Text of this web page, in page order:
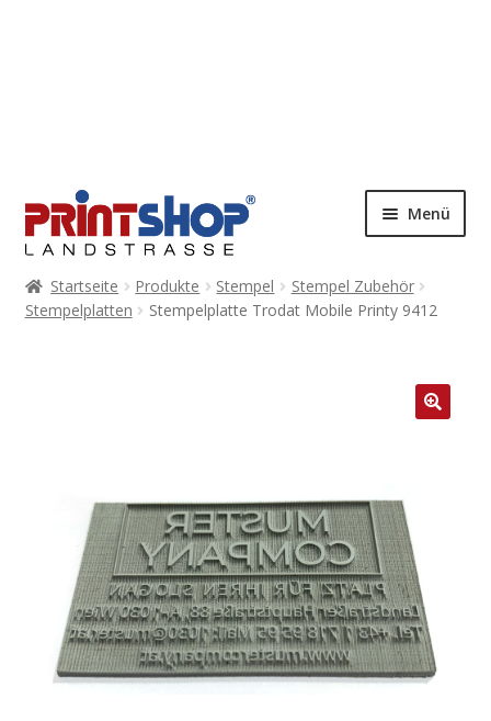
Menü
Startseite Produkte Stempel
Stempel Zubehör
Stempelplatten
Stempelplatte Trodat Mobile Printy 9412